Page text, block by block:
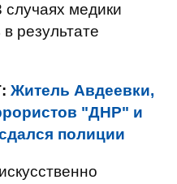
случаях медики
результате
Житель Авдеевки,
"ДНР" и
полиции